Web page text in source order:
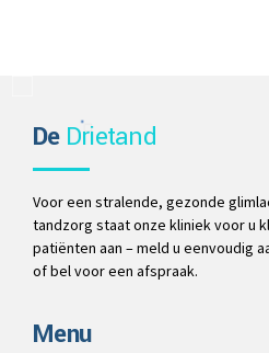
DeDrietand
Voor een stralende, gezonde
tandzorg staat onze kliniek voor u
patiënten aan – meld u eenvoudig
of bel voor een afspraak.
Menu